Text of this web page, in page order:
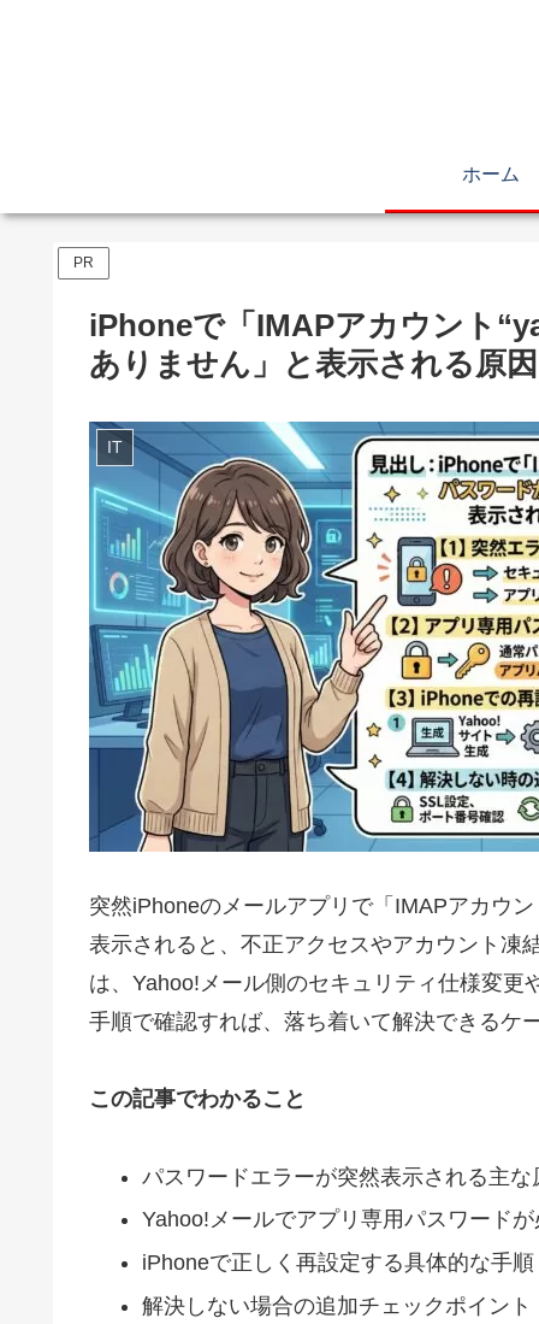
ホーム
PR
iPhoneで「IMAPアカウント
ありません」と表示される原
IT
突然iPhoneのメールアプリで「IMAPアカウ
表示されると、不正アクセスやアカウント凍
は、Yahoo!メール側のセキュリティ仕様変
手順で確認すれば、落ち着いて解決できるケ
この記事でわかること
パスワードエラーが突然表示される主な
Yahoo!メールでアプリ専用パスワード
iPhoneで正しく再設定する具体的な手順
解決しない場合の追加チェックポイント